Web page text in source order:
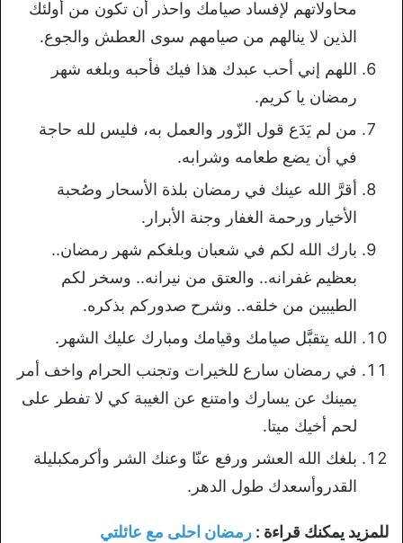
محاولاتهم لإفساد صيامك واحذر أن تكون من أولئك
الذين لا ينالهم من صيامهم سوى العطش والجوع.
اللهم إني أحب عبدك هذا فيك فأحبه وبلغه شهر
رمضان يا كريم.
من لم يَدَع قول الزّور والعمل به، فليس لله حاجة
في أن يضع طعامه وشرابه.
أقرَّ الله عينك في رمضان بلذة الأسحار وصُحبة
الأخيار ورحمة الغفار وجنة الأبرار.
بارك الله لكم في شعبان وبلغكم شهر رمضان..
بعظيم غفرانه.. والعتق من نيرانه.. وسخر لكم
الطيبين من خلقه.. وشرح صدوركم بذكره.
الله يتقبَّل صيامك وقيامك ومبارك عليك الشهر.
في رمضان سارع للخيرات وتجنب الحرام واخف أمر
يمينك عن يسارك وامتنع عن الغيبة كي لا تفطر على
لحم أخيك ميتا.
بلغك الله العشر ورفع عنّا وعنك الشر وأكرمكبليلة
القدروأسعدك طول الدهر.
للمزيد يمكنك قراءة : رمضان احلى مع عائلتي